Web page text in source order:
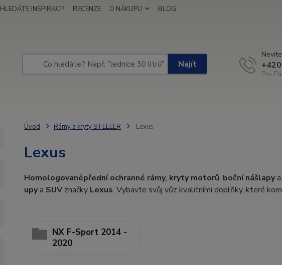
HLEDÁTE INSPIRACI? RECENZE O NÁKUPU BLOG
Najít
Po-
Úvod Rámy a kryty STEELER Lexus
Lexus
Homologovanépřední ochranné rámy, kryty motorů, boční nášlapya
upya SUVznačky Lexus. Vybavte svůj vůz kvalitními doplňky, které
NX F-Sport 2014 -
2020